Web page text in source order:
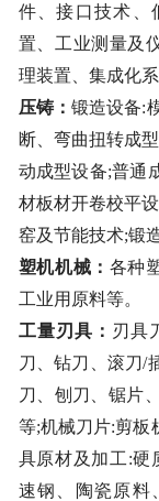
件、接口技术、
置、工业测量及
理装置、集成化
压铸：锻造设备:
断、弯曲扭转成
动成型设备;普通
材板材开卷校平
窑及节能技术;锻
塑机机械： 各种
工业用原料等。
工量刃具 ： 刃具
刀、钻刀、滚刀/
刀、刨刀、锯片
等;机械刀片:剪板
具原材及加工:硬
速钢、陶瓷原料